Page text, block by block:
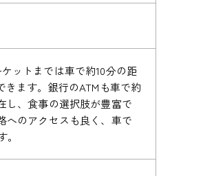
ットまでは車で約10分の距
ます。銀行のATMも車で約
し、食事の選択肢が豊富で
へのアクセスも良く、車で